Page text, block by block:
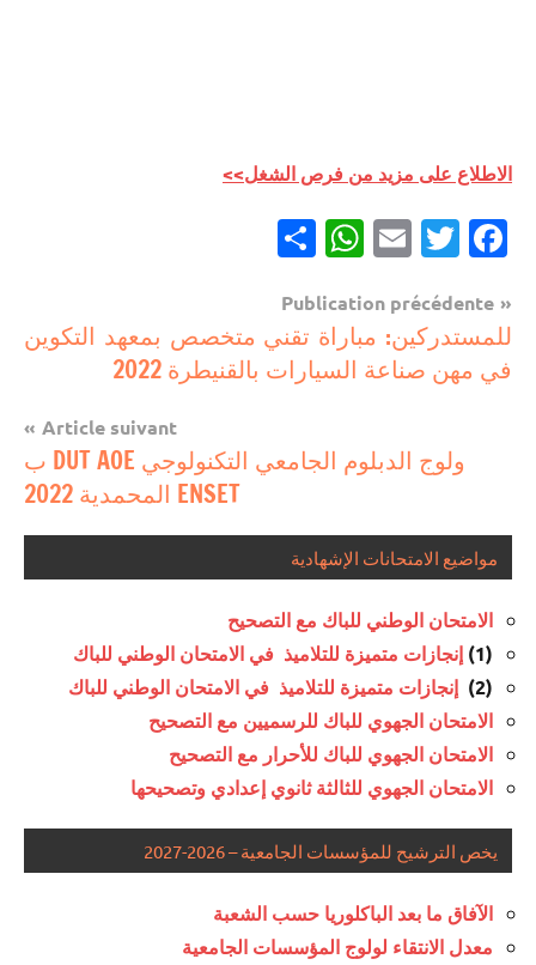
الاطلاع على مزيد من فرص الشغل>>
Facebook
Twitter
Email
WhatsApp
Navigation
de
l’article
Publication précédente
للمستدركين: مباراة تقني متخصص بمعهد التكوين
في مهن صناعة السيارات بالقنيطرة 2022
Article suivant
ولوج الدبلوم الجامعي التكنولوجي DUT AOE ب
ENSET المحمدية 2022
مواضيع الامتحانات الإشهادية
الامتحان الوطني للباك مع التصحيح
(1)
إنجازات متميزة للتلاميذ في الامتحان الوطني للباك
(2)
إنجازات متميزة للتلاميذ في الامتحان الوطني للباك
الامتحان الجهوي للباك للرسميين مع التصحيح
الامتحان الجهوي للباك للأحرار مع التصحيح
الامتحان الجهوي للثالثة ثانوي إعدادي وتصحيحها
يخص الترشيح للمؤسسات الجامعية – 2026-2027
الآفاق ما بعد الباكلوريا حسب الشعبة
معدل الانتقاء لولوج المؤسسات الجامعية